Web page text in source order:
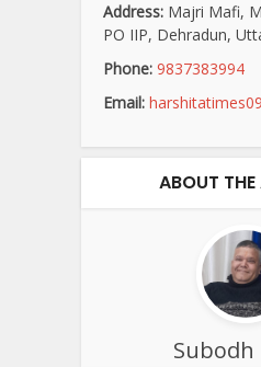
Address: Majri Mafi,
PO IIP, Dehradun,
Phone: 9837383994
Email:
ABOUT